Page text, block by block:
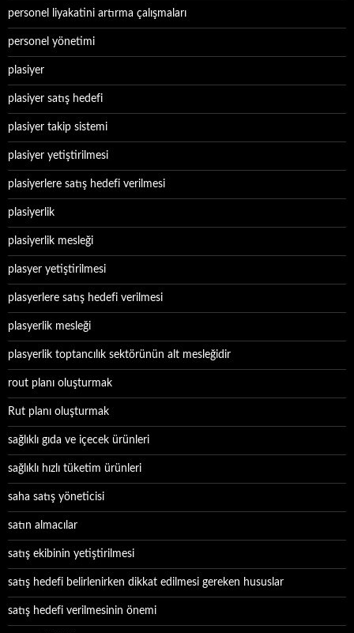
personel liyakatini artırma çalışmaları
personel yönetimi
plasiyer
plasiyer satış hedefi
plasiyer takip sistemi
plasiyer yetiştirilmesi
plasiyerlere satış hedefi verilmesi
plasiyerlik
plasiyerlik mesleği
plasyer yetiştirilmesi
plasyerlere satış hedefi verilmesi
plasyerlik mesleği
plasyerlik toptancılık sektörünün alt mesleğidir
rout planı oluşturmak
Rut planı oluşturmak
sağlıklı gıda ve içecek ürünleri
sağlıklı hızlı tüketim ürünleri
saha satış yöneticisi
satın almacılar
satış ekibinin yetiştirilmesi
satış hedefi belirlenirken dikkat edilmesi gereken hususlar
satış hedefi verilmesinin önemi